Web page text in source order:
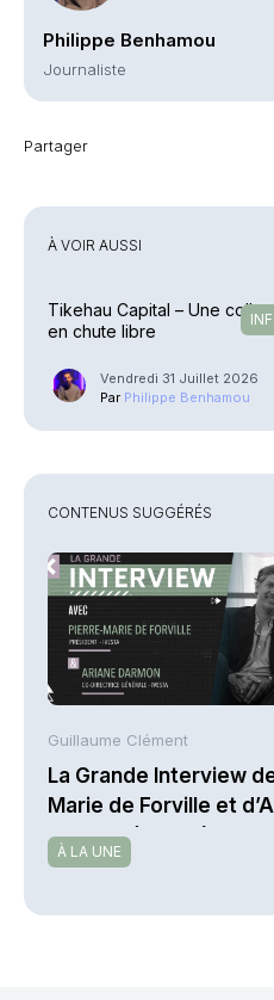
Philippe Benhamou
Journaliste
Partager
À VOIR AUSSI
Tikehau Capital – Une
en chute libre
Vendredi 31 Juillet 2026
Par Philippe Benhamou
CONTENUS SUGGÉRÉS
Guillaume Clément
La Grande Interview
Marie de Forville et
Darmon (Ivesta)
À LA UNE